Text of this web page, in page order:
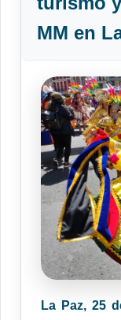
MM en
La Paz, 25